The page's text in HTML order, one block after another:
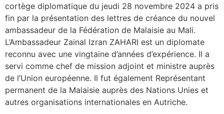
cortège diplomatique du jeudi 28 novembre 2024 a pris
fin par la présentation des lettres de créance du nouvel
ambassadeur de la Fédération de Malaisie au Mali.
L’Ambassadeur Zainal Izran ZAHARI est un diplomate
reconnu avec une vingtaine d’années d’expérience. Il a
servi comme chef de mission adjoint et ministre auprès
de l’Union européenne. Il fut également Représentant
permanent de la Malaisie auprès des Nations Unies et
autres organisations internationales en Autriche.